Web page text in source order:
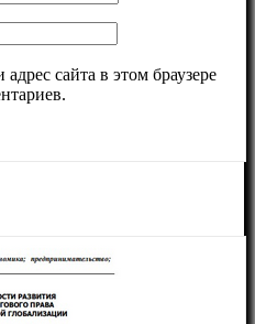
сайта в этом браузере